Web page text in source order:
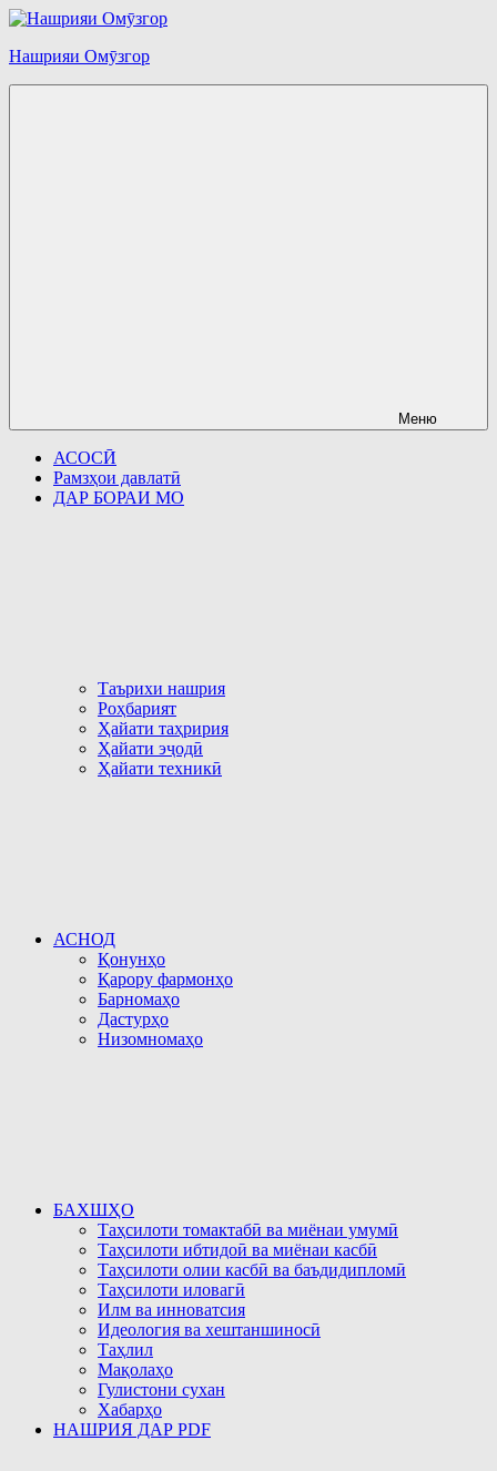
Перейти
содержимому
Нашрияи Омӯзгор
Меню
АСОСӢ
Рамзҳои давлатӣ
ДАР БОРАИ МО
Таърихи нашрия
Роҳбарият
Ҳайати таҳририя
Ҳайати эҷодӣ
Ҳайати техникӣ
АСНОД
Қонунҳо
Қарору фармонҳо
Барномаҳо
Дастурҳо
Низомномаҳо
БАХШҲО
Таҳсилоти томактабӣ ва миёнаи умумӣ
Таҳсилоти ибтидоӣ ва миёнаи касбӣ
Таҳсилоти олии касбӣ ва баъдидипломӣ
Таҳсилоти иловагӣ
Илм ва инноватсия
Идеология ва хештаншиносӣ
Таҳлил
Мақолаҳо
Гулистони сухан
Хабарҳо
НАШРИЯ ДАР PDF